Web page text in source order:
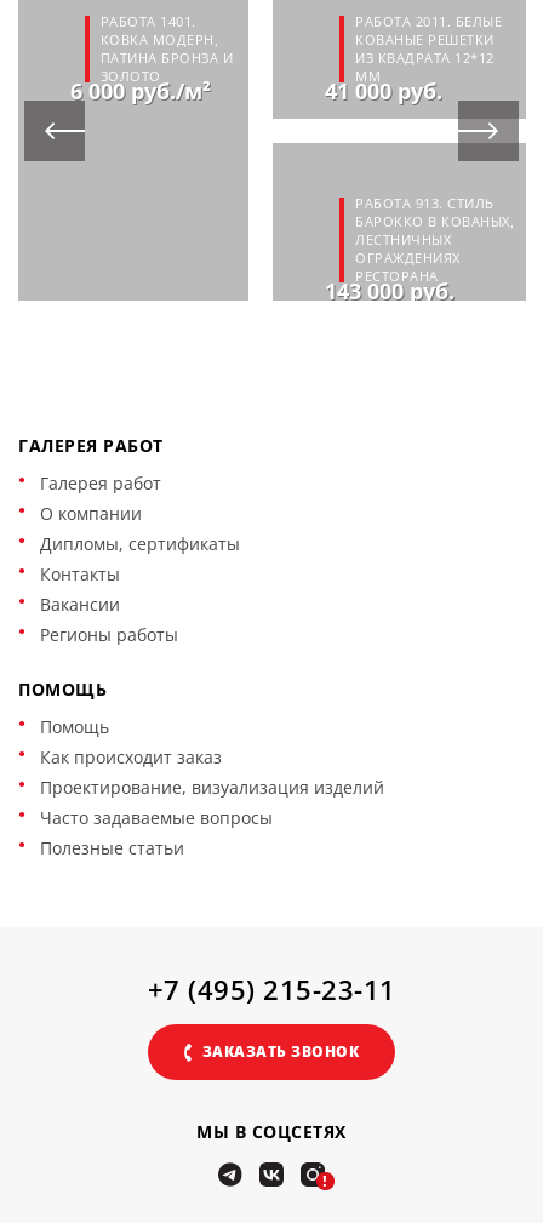
РАБОТА 1401.
КОВКА МОДЕРН,
ПАТИНА БРОНЗА И
ЗОЛОТО
6 000 руб./м²
РАБОТА 2011. БЕЛЫЕ
КОВАНЫЕ РЕШЕТКИ
ИЗ КВАДРАТА 12*12
ММ
41 000 руб.
РАБОТА 913. СТИЛЬ
БАРОККО В КОВАНЫХ,
ЛЕСТНИЧНЫХ
ОГРАЖДЕНИЯХ
РЕСТОРАНА
143 000 руб.
ГАЛЕРЕЯ РАБОТ
Галерея работ
О компании
Дипломы, сертификаты
Контакты
Вакансии
Регионы работы
ПОМОЩЬ
Помощь
Как происходит заказ
Проектирование, визуализация изделий
Часто задаваемые вопросы
Полезные статьи
МЫ В СОЦСЕТЯХ
!
+7 (495) 215-23-11
ЗАКАЗАТЬ ЗВОНОК